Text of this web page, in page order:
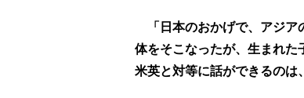
「日本のおかげで、アジア
体をそこなったが、生まれた
米英と対等に話ができるのは